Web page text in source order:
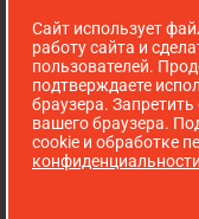
Суббота,
г. Йошкар-Ола,
Тел.: (8362) 41-07-
Часы работы:
Понедельник –
Сайт использует
работу сайта и
пользователей.
подтверждаете
браузера.
вашего браузера.
cookie и обработке
конфиденциальности